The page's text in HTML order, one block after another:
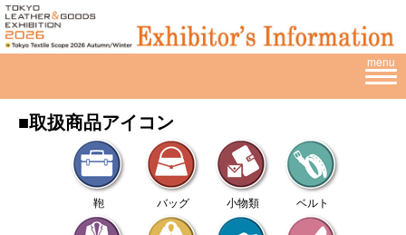
menu
■取扱商品アイコン
鞄 バッグ 小物類 ベルト